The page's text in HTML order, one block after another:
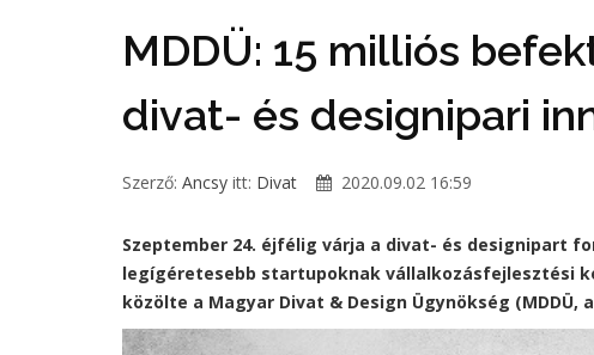
MDDÜ: 15 milliós
divat- és designipari
Szerző: Ancsy itt: Divat 2020.09.02 16:59
Szeptember 24. éjfélig várja a divat- és designipart
legígéretesebb startupoknak vállalkozásfejlesztési
közölte a Magyar Divat & Design Ügynökség (MDDÜ,